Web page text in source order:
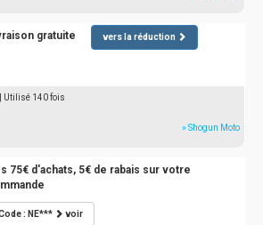
gratuite vers la réduction
| Utilisé 140 fois
» Shogun Moto
75€ d'achats, 5€ de rabais sur votre
: NE*** voir